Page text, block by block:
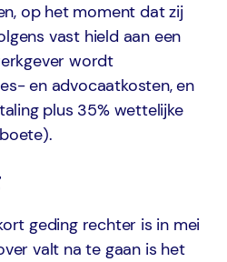
op het moment dat zij
vast hield aan een
wordt
en advocaatkosten, en
plus 35% wettelijke
geding rechter is in mei
valt na te gaan is het